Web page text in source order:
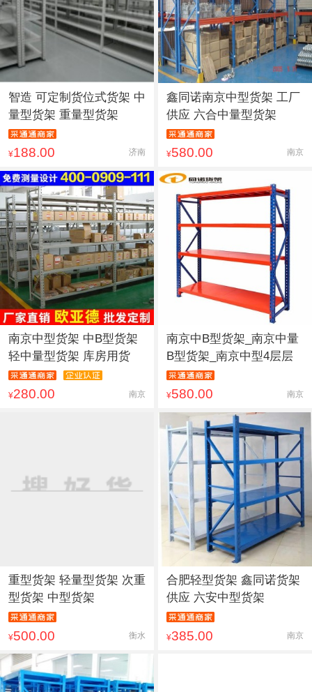
智造 可定制货位式货架 中
量型货架 重量型货架
¥188.00 济南
鑫同诺南京中型货架 工厂
供应 六合中量型货架
¥580.00 南京
南京中型货架 中B型货架
轻中量型货架 库房用货
¥280.00 南京
南京中B型货架_南京中量
B型货架_南京中型4层层
¥580.00 南京
重型货架 轻量型货架 次重
型货架 中型货架
¥500.00 衡水
合肥轻型货架 鑫同诺货架
供应 六安中型货架
¥385.00 南京